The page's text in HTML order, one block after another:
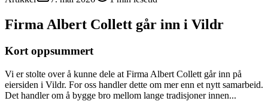
Firma Albert Collett går inn i Vildr
Kort oppsummert
Vi er stolte over å kunne dele at Firma Albert Collett går inn på
eiersiden i Vildr. For oss handler dette om mer enn et nytt samarbeid.
Det handler om å bygge bro mellom lange tradisjoner innen...